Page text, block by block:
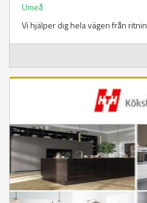
Umeå
Vi hjälper dig hela vägen från